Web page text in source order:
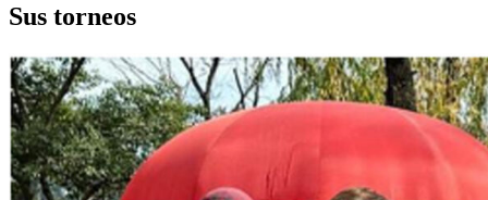
Sus torneos